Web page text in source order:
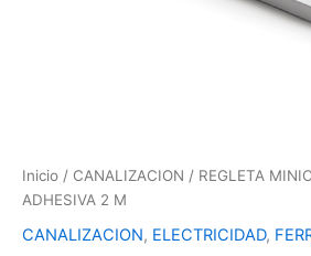
Inicio / CANALIZACION / REGLETA
ADHESIVA 2 M
CANALIZACION, ELECTRICIDAD,